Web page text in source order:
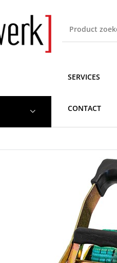
SERVICES
CONTACT